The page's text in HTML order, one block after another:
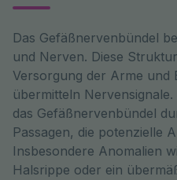
Das Gefäßnervenbündel
und Nerven. Diese
Versorgung der Arme und
übermitteln
das Gefäßnervenbündel
Passagen, die potenzielle
Insbesondere Anomalien
Halsrippe oder ein